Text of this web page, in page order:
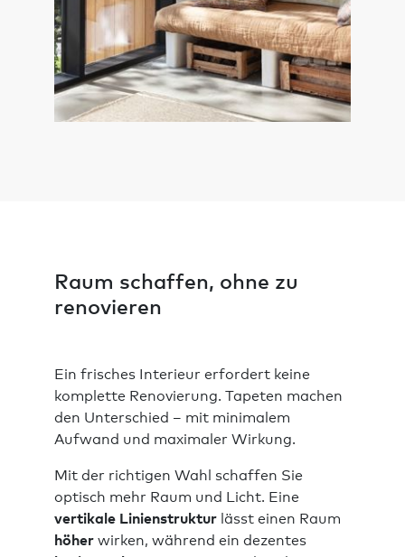
Raum schaffen, ohne zu
renovieren
Ein frisches Interieur erfordert keine
komplette Renovierung. Tapeten machen
den Unterschied – mit minimalem
Aufwand und maximaler Wirkung.
Mit der richtigen Wahl schaffen Sie
optisch mehr Raum und Licht. Eine
vertikale Linienstruktur lässt einen Raum
höher wirken, während ein dezentes